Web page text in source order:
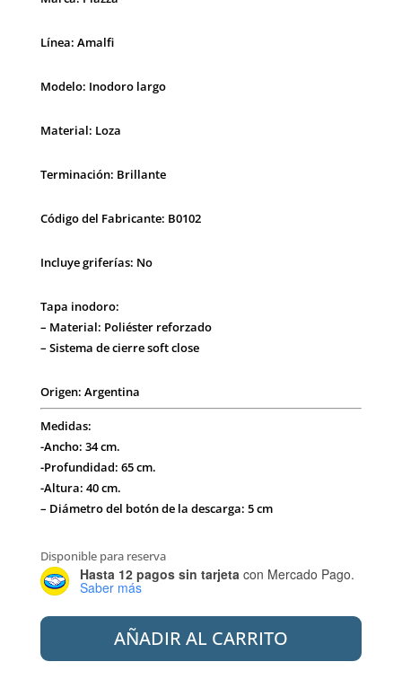
Línea: Amalfi
Modelo: Inodoro largo
Material: Loza
Terminación: Brillante
Código del Fabricante: B0102
Incluye griferías: No
Tapa inodoro:
– Material: Poliéster reforzado
– Sistema de cierre soft close
Origen: Argentina
Medidas:
-Ancho: 34 cm.
-Profundidad: 65 cm.
-Altura: 40 cm.
– Diámetro del botón de la descarga: 5 cm
Disponible para reserva
Hasta 12 pagos sin tarjeta con Mercado Pago.
Saber más
PIAZZA
AMALFI
AÑADIR AL CARRITO